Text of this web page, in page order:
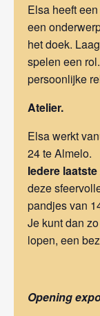
Elsa heeft
een
het doek.
spelen een
persoonlijke
Atelier.
Elsa werkt
24 te Almelo.
Iedere
deze
pandjesvan
Je kunt dan
lopen, een
Opening